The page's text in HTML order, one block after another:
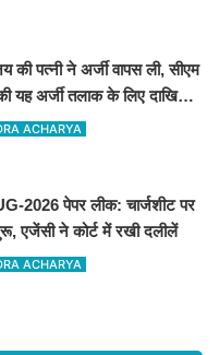
की पत्नी ने अर्जी वापस ली, सीएम
यह अर्जी तलाक के लिए दाखिल
ACHARYA
2026 पेपर लीक: चार्जशीट पर
एजेंसी ने कोर्ट में रखी दलीलें
ACHARYA